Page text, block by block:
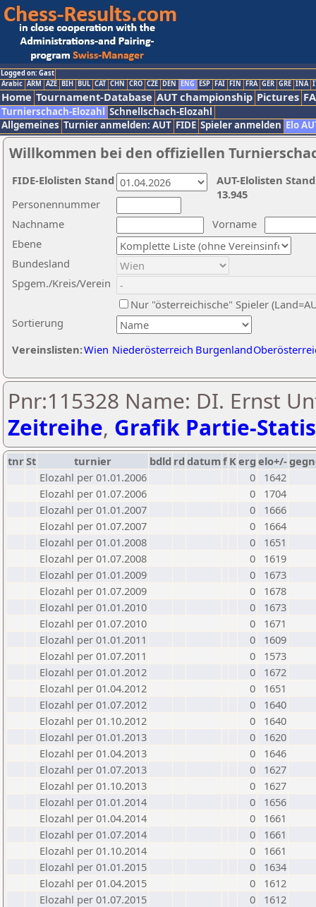
Logged on: Gast
Arabic ARM AZE BIH BUL CAT CHN CRO CZE DEN ENG ESP FAI FIN FRA GER GRE INA
Home Tournament-Database AUT championship Pictures
Turnierschach-Elozahl Schnellschach-Elozahl
Allgemeines Turnier anmelden: AUT FIDE Spieler anmelden Elo
Willkommen bei den offiziellen
Nachname
Vorname
Ebene
Sortierung
Personennummer
Bundesland
Spgem./Kreis/Verein
Nur "österreichische" Spieler
Vereinslisten:Wien Niederösterreich Burgenland
AUT-Elolisten
13.945
FIDE-Elolisten Stand
Pnr:115328 Name: DI. Ernst
Zeitreihe, Grafik Partie-
tnrSt turnier bdld rd datumf Kerg elo+/-
Elozahl per 01.01.2006
0
1642
Elozahl per 01.07.2006
0
1704
Elozahl per 01.01.2007
0
1666
Elozahl per 01.07.2007
0
1664
Elozahl per 01.01.2008
0
1651
Elozahl per 01.07.2008
0
1619
Elozahl per 01.01.2009
0
1673
Elozahl per 01.07.2009
0
1678
Elozahl per 01.01.2010
0
1673
Elozahl per 01.07.2010
0
1671
Elozahl per 01.01.2011
0
1609
Elozahl per 01.07.2011
0
1573
Elozahl per 01.01.2012
0
1672
Elozahl per 01.04.2012
0
1651
Elozahl per 01.07.2012
0
1640
Elozahl per 01.10.2012
0
1640
Elozahl per 01.01.2013
0
1620
Elozahl per 01.04.2013
0
1646
Elozahl per 01.07.2013
0
1627
Elozahl per 01.10.2013
0
1627
Elozahl per 01.01.2014
0
1656
Elozahl per 01.04.2014
0
1661
Elozahl per 01.07.2014
0
1661
Elozahl per 01.10.2014
0
1661
Elozahl per 01.01.2015
0
1634
Elozahl per 01.04.2015
0
1612
Elozahl per 01.07.2015
0
1612